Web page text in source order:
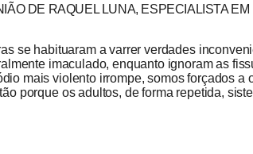
DE RAQUEL LUNA, ESPECIALISTA
se habituaram a varrer verdades
imaculado, enquanto ignoram as
mais violento irrompe, somos forçados
porque os adultos, de forma repetida,